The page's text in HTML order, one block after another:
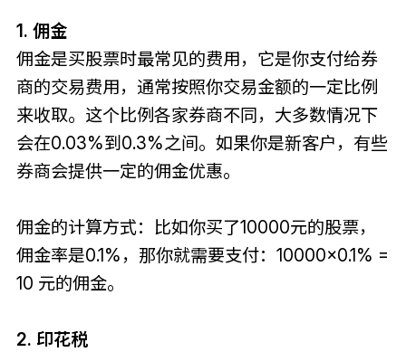
1. 佣金
佣金是买股票时最常见的费用，它是你支付给券
商的交易费用，通常按照你交易金额的一定比例
来收取。这个比例各家券商不同，大多数情况下
会在0.03%到0.3%之间。如果你是新客户，有些
券商会提供一定的佣金优惠。
佣金的计算方式：比如你买了10000元的股票，
佣金率是0.1%，那你就需要支付：10000×0.1% =
10 元的佣金。
2. 印花税